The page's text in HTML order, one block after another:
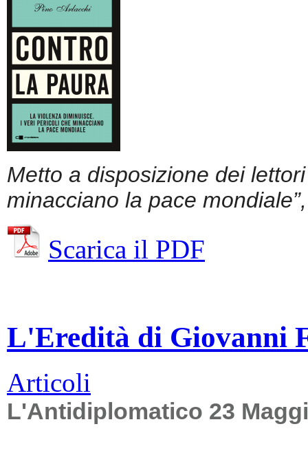
Metto a disposizione dei
minacciano la pace
Scarica il PDF
L'Eredità di Giovanni
Articoli
L'Antidiplomatico 23